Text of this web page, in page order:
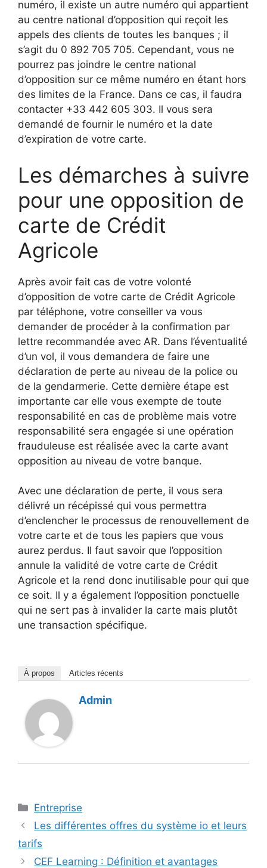
numéro, il existe un autre numéro qui appartient
au centre national d’opposition qui reçoit les
appels des clients de toutes les banques ; il
s’agit du 0 892 705 705. Cependant, vous ne
pourrez pas joindre le centre national
d’opposition sur ce même numéro en étant hors
des limites de la France. Dans ce cas, il faudra
contacter +33 442 605 303. Il vous sera
demandé de fournir le numéro et la date
d’expiration de votre carte.
Les démarches à suivre
pour une opposition de
carte de Crédit
Agricole
Après avoir fait cas de votre volonté
d’opposition de votre carte de Crédit Agricole
par téléphone, votre conseiller va vous
demander de procéder à la confirmation par
lettre recommandée avec AR. Dans l’éventualité
d’un vol, il vous demandera de faire une
déclaration de perte au niveau de la police ou
de la gendarmerie. Cette dernière étape est
importante car elle vous exempte de toute
responsabilité en cas de problème mais votre
responsabilité sera engagée si une opération
frauduleuse est réalisée avec la carte avant
opposition au niveau de votre banque.
Avec une déclaration de perte, il vous sera
délivré un récépissé qui vous permettra
d’enclencher le processus de renouvellement de
votre carte et de tous les papiers que vous
aurez perdus. Il faut savoir que l’opposition
annule la validité de votre carte de Crédit
Agricole et la rend donc inutilisable pour qui que
ce soit. Il y a également l’opposition ponctuelle
qui ne sert pas à invalider la carte mais plutôt
une transaction spécifique.
À propos Articles récents
Admin
Catégories
Entreprise
Les différentes offres du système io et leurs
tarifs
CEF Learning : Définition et avantages